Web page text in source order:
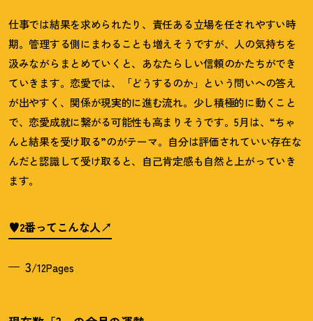
仕事では結果を求められたり、責任ある立場を任されやすい時
期。管理する側にまわることも増えそうですが、人の気持ちを
汲みながらまとめていくと、あなたらしい信頼のかたちができ
ていきます。恋愛では、「どうするのか」という問いへの答え
が出やすく、関係が現実的に進む流れ。少し積極的に動くこと
で、恋愛成就に繋がる可能性も高まりそうです。5月は、“ちゃ
んと結果を受け取る”のがテーマ。自分は評価されていい存在な
んだと認識して受け取ると、自己肯定感も自然と上がっていき
ます。
♥2番ってこんな人
3/12Pages